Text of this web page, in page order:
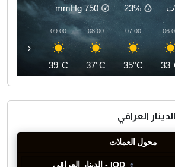
23%
750
mmHg
07:00
35°C
08:00
37°C
09:00
39°C
‹
العراقي